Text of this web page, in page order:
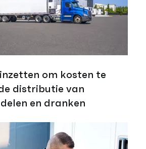
om kosten te
distributie van
en dranken